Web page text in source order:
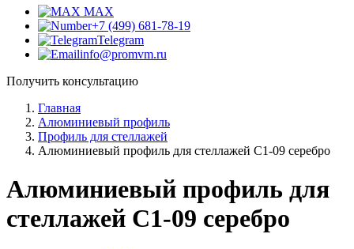
MAX
+7 (499) 681-78-19
Telegram
info@promvm.ru
Получить консультацию
Главная
Алюминиевый профиль
Профиль для стеллажей
Алюминиевый профиль для стеллажей С1-09 серебро
Алюминиевый профиль для
стеллажей С1-09 серебро